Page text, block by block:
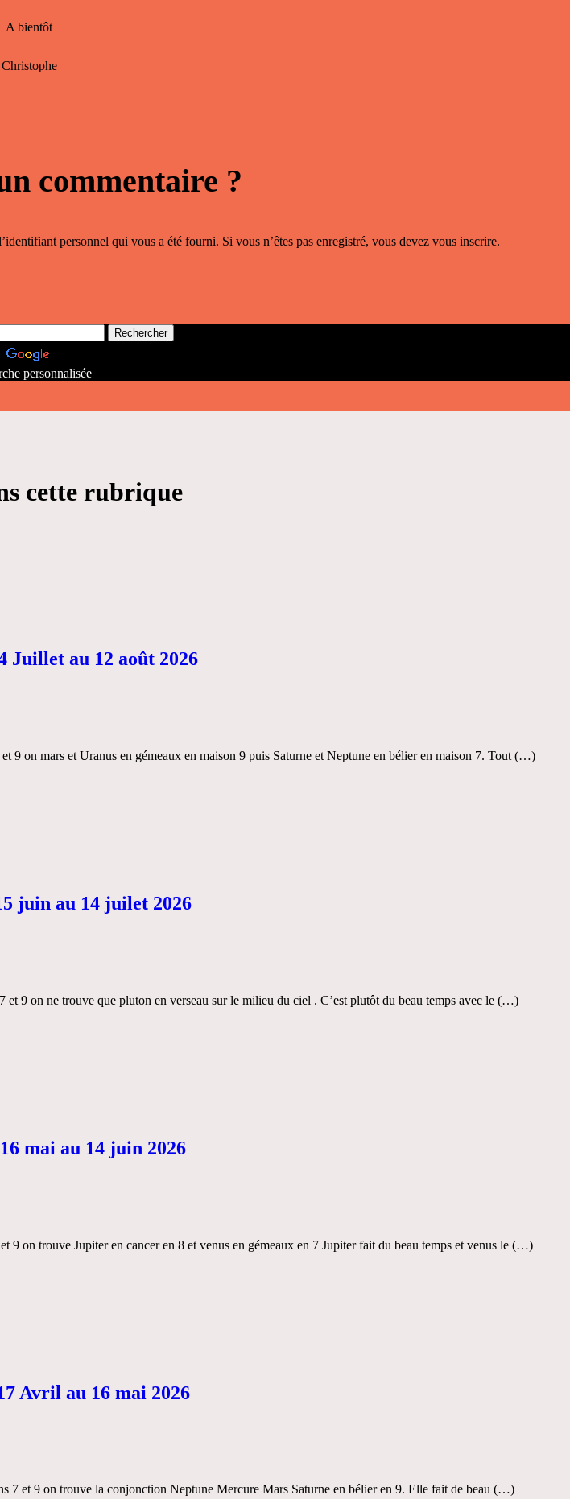
A bientôt
Christophe
commentaire ?
personnel qui vous a été fourni. Si vous n’êtes pas enregistré, vous devez vous inscrire.
personnalisée
cette rubrique
Juillet au 12 août 2026
on mars et Uranus en gémeaux en maison 9 puis Saturne et Neptune en bélier en maison 7. Tout (…)
juin au 14 juilet 2026
9 on ne trouve que pluton en verseau sur le milieu du ciel . C’est plutôt du beau temps avec le (…)
mai au 14 juin 2026
on trouve Jupiter en cancer en 8 et venus en gémeaux en 7 Jupiter fait du beau temps et venus le (…)
Avril au 16 mai 2026
7 et 9 on trouve la conjonction Neptune Mercure Mars Saturne en bélier en 9. Elle fait de beau (…)